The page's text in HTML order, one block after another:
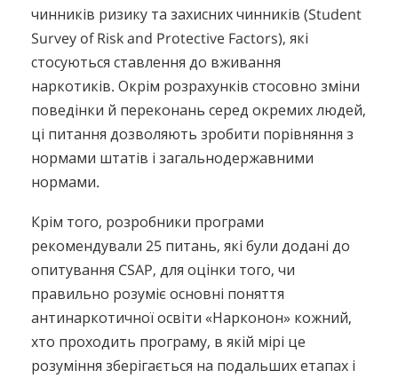
чинників ризику та захисних чинників (Student
Survey of Risk and Protective Factors), які
стосуються ставлення до вживання
наркотиків. Окрім розрахунків стосовно зміни
поведінки й переконань серед окремих людей,
ці питання дозволяють зробити порівняння з
нормами штатів і загальнодержавними
нормами.
Крім того, розробники програми
рекомендували 25 питань, які були додані до
опитування CSAP, для оцінки того, чи
правильно розуміє основні поняття
антинаркотичної освіти «Нарконон» кожний,
хто проходить програму, в якій мірі це
розуміння зберігається на подальших етапах і